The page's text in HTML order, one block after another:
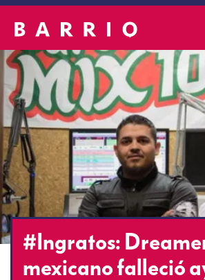
#Ingratos:
mexicano falleció